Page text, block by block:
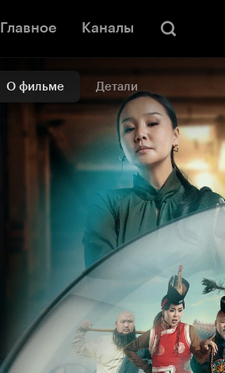
Главное Каналы
О фильме Детали